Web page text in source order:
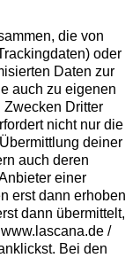
die von
oder
Daten zur
auch zu eigenen
Dritter
nicht nur die
deiner
auch deren
einer
erst dann erhoben
dann übermittelt,
/
Bei den